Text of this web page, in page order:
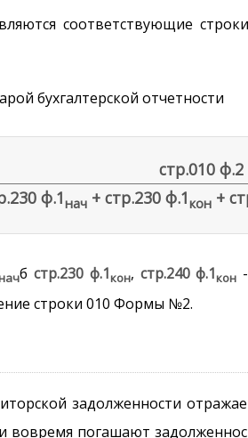
соответствующие
бухгалтерской отчетности
стр.010 ф.2
ф.1нач + стр.230 ф.1кон +
б стр.230 ф.1кон, стр.240 ф.1кон
строки 010 Формы №2.
задолженности
вовремя погашают